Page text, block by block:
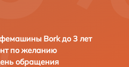
Bork до 3 лет
по желанию
обращения